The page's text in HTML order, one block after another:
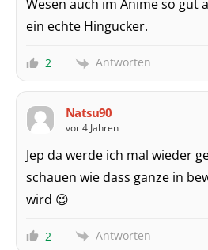
Wesen auch im Anime so gut
ein echte Hingucker.
2 Antworten
Natsu90
vor 4 Jahren
Jep da werde ich mal wieder
schauen wie dass ganze in
wird 😉
2 Antworten